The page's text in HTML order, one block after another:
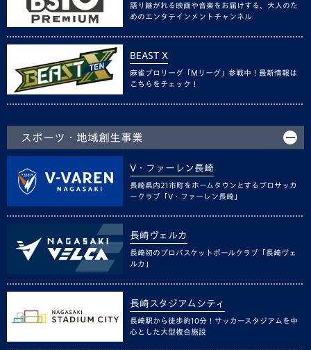
語り継がれる映画や音楽をお届けする、大人のた
めのエンタテインメントチャンネル
BEAST X
麻雀プロリーグ「Mリーグ」参戦中！最新情報は
こちらをチェック！
スポーツ・地域創生事業
V・ファーレン長崎
長崎県内21市町をホームタウンとするプロサッカ
ークラブ「V・ファーレン長崎」
長崎ヴェルカ
長崎初のプロバスケットボールクラブ「長崎ヴェ
ルカ」
長崎スタジアムシティ
長崎駅から徒歩約10分！サッカースタジアムを中
心とした大型複合施設